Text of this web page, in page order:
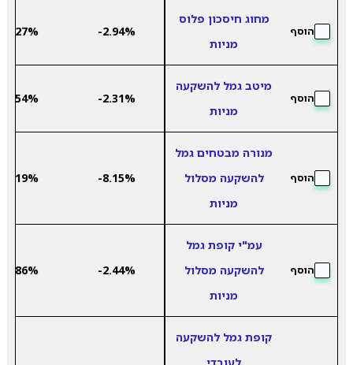
הוסף
מחוג חיסכון פלוס
מניות
-2.94%
6.27%
הוסף
מיטב גמל להשקעה
מניות
-2.31%
9.54%
הוסף
מנורה מבטחים גמל
להשקעה מסלול
מניות
-8.15%
8.19%
הוסף
עמ"י קופת גמל
להשקעה מסלול
מניות
-2.44%
7.86%
קופת גמל להשקעה